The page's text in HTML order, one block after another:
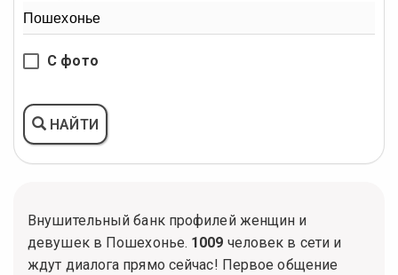
С фото
НАЙТИ
Внушительный банк профилей женщин и
девушек в Пошехонье. 1009 человек в сети и
ждут диалога прямо сейчас! Первое общение